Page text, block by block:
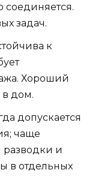
соединяется.
задач.
к
Хороший
в дом.
допускается
чаще
и
в отдельных